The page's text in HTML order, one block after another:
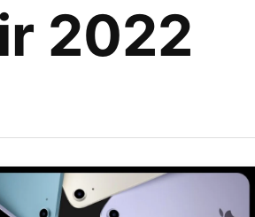
2022